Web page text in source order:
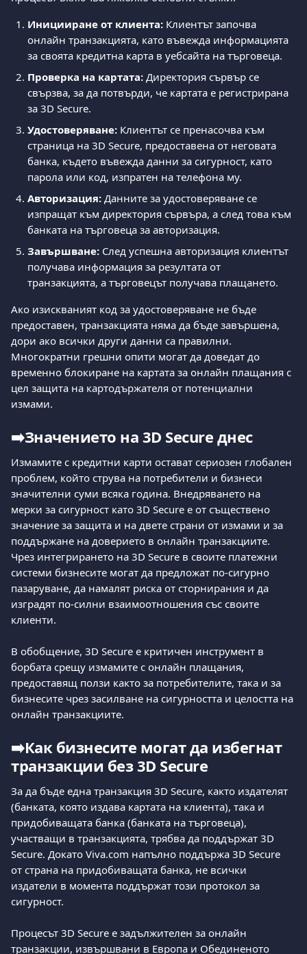
Иницииране от клиента: Клиентът започва
онлайн транзакцията, като въвежда информацията
за своята кредитна карта в уебсайта на търговеца.
Проверка на картата: Директория сървър се
свързва, за да потвърди, че картата е регистрирана
за 3D Secure.
Удостоверяване: Клиентът се пренасочва към
страница на 3D Secure, предоставена от неговата
банка, където въвежда данни за сигурност, като
парола или код, изпратен на телефона му.
Авторизация: Данните за удостоверяване се
изпращат към директория сървъра, а след това към
банката на търговеца за авторизация.
Завършване: След успешна авторизация клиентът
получава информация за резултата от
транзакцията, а търговецът получава плащането.
Ако изискваният код за удостоверяване не бъде
предоставен, транзакцията няма да бъде завършена,
дори ако всички други данни са правилни.
Многократни грешни опити могат да доведат до
временно блокиране на картата за онлайн плащания с
цел защита на картодържателя от потенциални
измами.
➡️Значението на 3D Secure днес
Измамите с кредитни карти остават сериозен глобален
проблем, който струва на потребители и бизнеси
значителни суми всяка година. Внедряването на
мерки за сигурност като 3D Secure е от съществено
значение за защита и на двете страни от измами и за
поддържане на доверието в онлайн транзакциите.
Чрез интегрирането на 3D Secure в своите платежни
системи бизнесите могат да предложат по-сигурно
пазаруване, да намалят риска от сторнирания и да
изградят по-силни взаимоотношения със своите
клиенти.
В обобщение, 3D Secure е критичен инструмент в
борбата срещу измамите с онлайн плащания,
предоставящ ползи както за потребителите, така и за
бизнесите чрез засилване на сигурността и целостта на
онлайн транзакциите.
➡️Как бизнесите могат да избегнат
транзакции без 3D Secure
За да бъде една транзакция 3D Secure, както издателят
(банката, която издава картата на клиента), така и
придобиващата банка (банката на търговеца),
участващи в транзакцията, трябва да поддържат 3D
Secure. Докато Viva.com напълно поддържа 3D Secure
от страна на придобиващата банка, не всички
издатели в момента поддържат този протокол за
сигурност.
Процесът 3D Secure е задължителен за онлайн
транзакции, извършвани в Европа и Обединеното